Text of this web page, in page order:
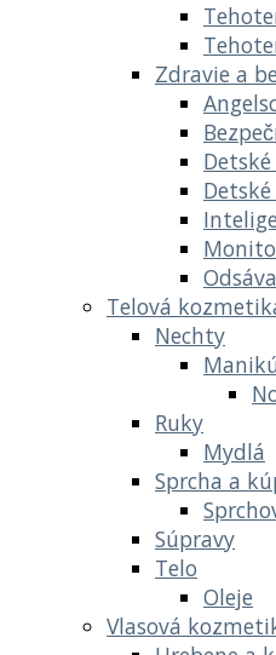
Zdravie a
Telová
Nechty
Ruky
Mydlá
Sprcha a
Súpravy
Telo
Oleje
Vlasová